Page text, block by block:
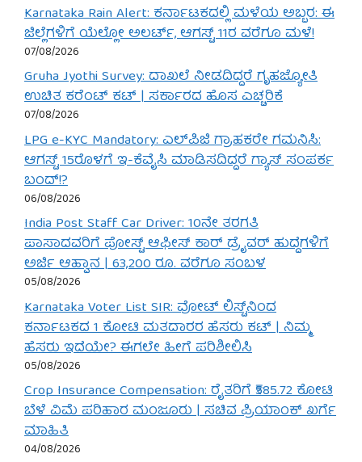
Karnataka Rain Alert: ಕರ್ನಾಟಕದಲ್ಲಿ ಮಳೆಯ ಅಬ್ಬರ: ಈ
ಜಿಲ್ಲೆಗಳಿಗೆ ಯೆಲ್ಲೋ ಅಲರ್ಟ್, ಆಗಸ್ಟ್ 11ರ ವರೆಗೂ ಮಳೆ!
07/08/2026
Gruha Jyothi Survey: ದಾಖಲೆ ನೀಡದಿದ್ದರೆ ಗೃಹಜ್ಯೋತಿ
ಉಚಿತ ಕರೆಂಟ್ ಕಟ್ | ಸರ್ಕಾರದ ಹೊಸ ಎಚ್ಚರಿಕೆ
07/08/2026
LPG e-KYC Mandatory: ಎಲ್‌ಪಿಜಿ ಗ್ರಾಹಕರೇ ಗಮನಿಸಿ:
ಆಗಸ್ಟ್ 15ರೊಳಗೆ ಇ-ಕೆವೈಸಿ ಮಾಡಿಸದಿದ್ದರೆ ಗ್ಯಾಸ್ ಸಂಪರ್ಕ
ಬಂದ್!?
06/08/2026
India Post Staff Car Driver: 10ನೇ ತರಗತಿ
ಪಾಸಾದವರಿಗೆ ಪೋಸ್ಟ್ ಆಫೀಸ್ ಕಾರ್ ಡ್ರೈವರ್ ಹುದ್ದೆಗಳಿಗೆ
ಅರ್ಜಿ ಆಹ್ವಾನ | 63,200 ರೂ. ವರೆಗೂ ಸಂಬಳ
05/08/2026
Karnataka Voter List SIR: ವೋಟ್ ಲಿಸ್ಟ್‌ನಿಂದ
ಕರ್ನಾಟಕದ 1 ಕೋಟಿ ಮತದಾರರ ಹೆಸರು ಕಟ್ | ನಿಮ್ಮ
ಹೆಸರು ಇದೆಯೇ? ಈಗಲೇ ಹೀಗೆ ಪರಿಶೀಲಿಸಿ
05/08/2026
Crop Insurance Compensation: ರೈತರಿಗೆ ₹585.72 ಕೋಟಿ
ಬೆಳೆ ವಿಮೆ ಪರಿಹಾರ ಮಂಜೂರು | ಸಚಿವ ಪ್ರಿಯಾಂಕ್ ಖರ್ಗೆ
ಮಾಹಿತಿ
04/08/2026